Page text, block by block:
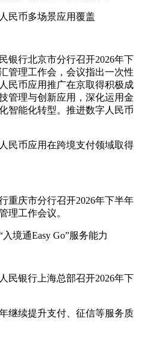
民币多场景应用覆盖
银行北京市分行召开2026年下
管理工作会，会议指出一次性
民币应用推广在京取得积极成
管理与创新应用，深化运用金
智能化转型。推进数字人民币
民币应用在跨境支付领域取得
重庆市分行召开2026年下半年
理工作会议。
境通Easy Go”服务能力
民银行上海总部召开2026年下
继续提升支付、征信等服务质